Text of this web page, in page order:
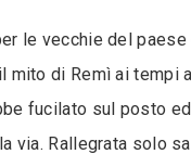
le vecchie del
mito di Remì ai tempi
fucilato sul posto ed
via. Rallegrata solo